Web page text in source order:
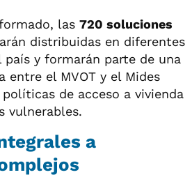
las 720 soluciones
distribuidas en diferentes
país y formarán parte de una
entre el MVOT y el Mides
de acceso a vivienda
vulnerables.
a